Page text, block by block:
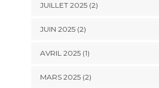
JUILLET 2025(2)
JUIN 2025(2)
AVRIL 2025(1)
MARS 2025(2)